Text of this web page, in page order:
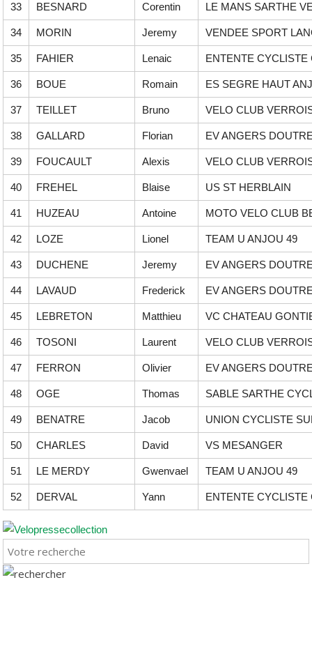
33 BESNARD Corentin LE MANS SARTHE
34 MORIN Jeremy VENDEE SPORT
35 FAHIER Lenaic ENTENTE
36 BOUE Romain ES SEGRE HAUT
37 TEILLET Bruno VELO CLUB
38 GALLARD Florian EV ANGERS
39 FOUCAULT Alexis VELO CLUB
40 FREHEL Blaise US ST HERBLAIN
41 HUZEAU Antoine MOTO VELO CLUB
42 LOZE Lionel TEAM U ANJOU 49
43 DUCHENE Jeremy EV ANGERS
44 LAVAUD Frederick EV ANGERS
45 LEBRETON Matthieu VC CHATEAU
46 TOSONI Laurent VELO CLUB
47 FERRON Olivier EV ANGERS
48 OGE Thomas SABLE SARTHE
49 BENATRE Jacob UNION CYCLISTE
50 CHARLES David VS MESANGER
51 LE MERDY Gwenvael TEAM U ANJOU 49
52 DERVAL Yann ENTENTE